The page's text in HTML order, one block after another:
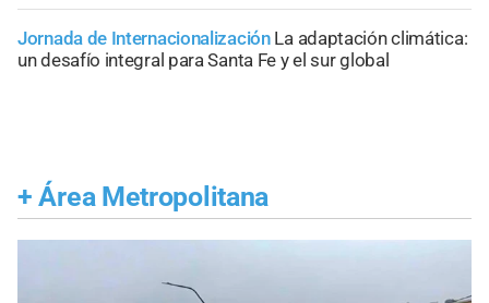
Jornada de Internacionalización La adaptación climática:
un desafío integral para Santa Fe y el sur global
+ Área Metropolitana